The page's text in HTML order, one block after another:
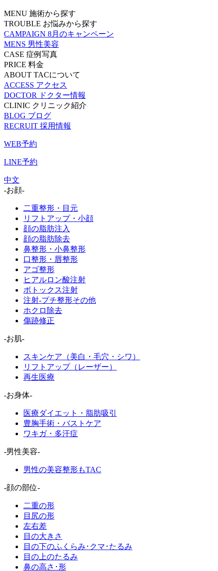
MENU 施術から探す
TROUBLE お悩みから探す
CAMPAIGN 8月のキャンペーン
MENS 男性美容
CASE 症例写真
PRICE 料金
ABOUT TACについて
ACCESS アクセス
DOCTOR
ドクター情報
CLINIC クリニック紹介
BLOG ブログ
RECRUIT 採用情報
WEB予約
LINE予約
中文
-お顔-
二重整形・目元
リフトアップ・小顔
顔の脂肪注入
顔の脂肪除去
鼻整形・小鼻整形
口整形・唇整形
アゴ整形
ヒアルロン酸注射
ボトックス注射
注射-プチ整形その他
ホクロ除去
傷跡修正
-お肌-
スキンケア（美白・毛穴・シワ）
リフトアップ（レーザー）
再生医療
-お身体-
医療ダイエット・脂肪吸引
豊胸手術・バストケア
ワキガ・多汗症
-男性美容-
男性の美容整形もTAC
-顔の部位-
二重の形
目尻の形
左右差
目の大きさ
目の下のふくらみ･クマ･たるみ
目の上のたるみ
鼻の高さ･形